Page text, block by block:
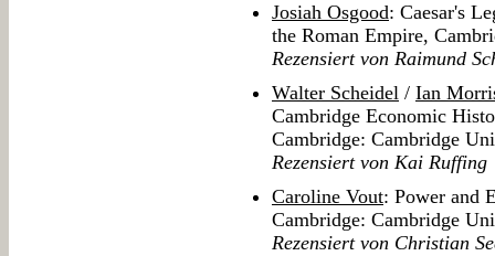
Josiah Osgood: Caesar's
the Roman Empire,
Rezensiert von Raimund
Walter Scheidel / Ian
Cambridge Economic
Cambridge: Cambridge
Rezensiert von Kai Ruffing
Caroline Vout: Power and
Cambridge: Cambridge
Rezensiert von Christian